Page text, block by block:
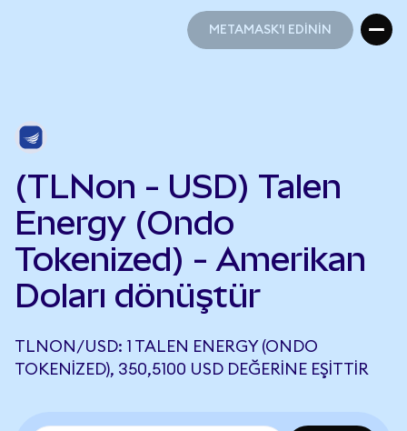
METAMASK'I EDİNİN
(TLNon - USD) Talen
Energy (Ondo
Tokenized) - Amerikan
Doları dönüştür
TLNON/USD: 1 TALEN ENERGY (ONDO
TOKENIZED), 350,5100 USD DEĞERINE EŞITTIR